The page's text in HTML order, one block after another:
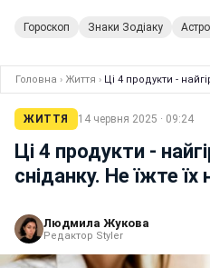
Гороскоп Знаки Зодіаку
Головна › Життя › Ці 4 продукти -
ЖИТТЯ 14 червня 2025 · 09:24
Ці 4 продукти -
сніданку. Не їжте
Людмила Жукова
Редактор Styler